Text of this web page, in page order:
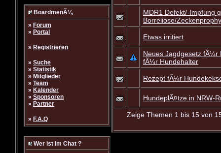
BoardmenÃ¼
» Forum
» Portal
» Registrieren
» Suche
» Statistik
» Mitglieder
» Team
» Kalender
» Sponsoren
» Partner
» F.A.Q
Wer ist im Chat ?
MDR1 Defekt/-Impfung
Borreliose/
Etwas irritiert
Neues Jagdgesetz fÃ¼r
fÃ¼r Hundehalter
Rezept fÃ¼r
HundeplÃ¤tze in NRW-
Zeige Themen 1 bis 15 von